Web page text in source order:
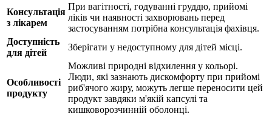
Консультація
з лікарем
При вагітності, годуванні груддю, прийомі
ліків чи наявності захворювань перед
застосуванням потрібна консультація фахівця.
Доступність
для дітей
Зберігати у недоступному для дітей місці.
Особливості
продукту
Можливі природні відхилення у кольорі.
Люди, які зазнають дискомфорту при прийомі
риб'ячого жиру, можуть легше переносити цей
продукт завдяки м'якій капсулі та
кишковорозчинній оболонці.